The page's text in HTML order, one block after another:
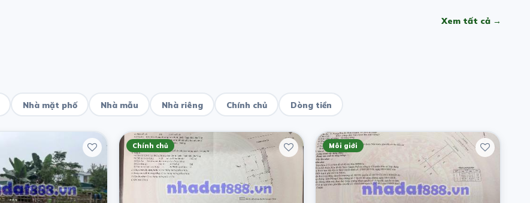
Xem tất cả →
Nhà mặt phố Nhà mẫu Nhà riêng Chính chủ Dòng tiền
Chính chủ Môi giới